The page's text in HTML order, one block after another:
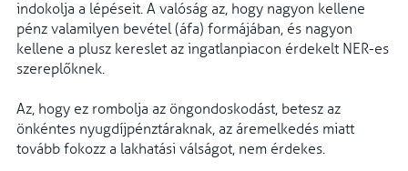
indokolja a lépéseit. A valóság az, hogy nagyon kellene
pénz valamilyen bevétel (áfa) formájában, és nagyon
kellene a plusz kereslet az ingatlanpiacon érdekelt NER-es
szereplőknek.
Az, hogy ez rombolja az öngondoskodást, betesz az
önkéntes nyugdíjpénztáraknak, az áremelkedés miatt
tovább fokozz a lakhatási válságot, nem érdekes.